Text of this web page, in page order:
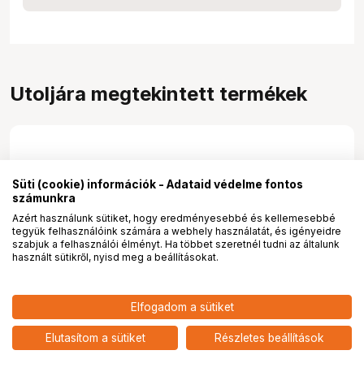
Nikon Z7 II + Z 24-70mm f/4 S
MILC fényképezőgép KIT
add
Utoljára megtekintett termékek
Nikon Z7 II + Z 24-70mm
f/4 S MILC fényképezőgép
Süti (cookie) információk - Adataid védelme fontos
számunkra
Azért használunk sütiket, hogy eredményesebbé és kellemesebbé
tegyük felhasználóink számára a webhely használatát, és igényeidre
szabjuk a felhasználói élményt. Ha többet szeretnél tudni az általunk
használt sütikről, nyisd meg a beállításokat.
Elfogadom a sütiket
Elutasítom a sütiket Részletes beállítások